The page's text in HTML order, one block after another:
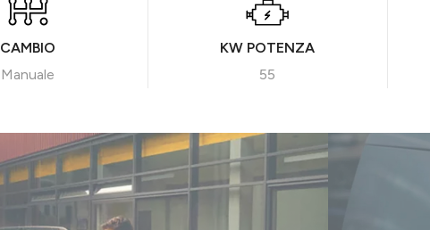
CAMBIO
Manuale
KW POTENZA
55